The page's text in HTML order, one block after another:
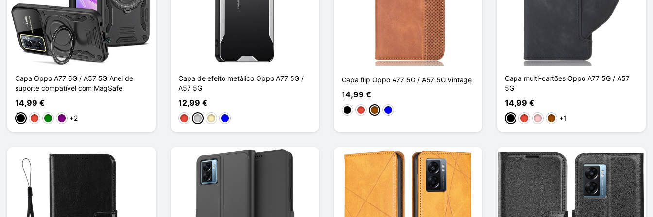
Capa Oppo A77 5G / A57 5G Anel de
suporte compatível com MagSafe
14,99 €
PretoVermelho
VerdePúrpura
+2
Capa de efeito metálico Oppo A77 5G /
A57 5G
12,99 €
Vermelho
PrataOuroAzul
Capa flip Oppo A77 5G / A57 5G Vintage
14,99 €
PretoVermelho
Castanho
Azul
Capa multi-cartões Oppo A77 5G / A57
5G
14,99 €
PretoVermelho
RosaCastanho
+1